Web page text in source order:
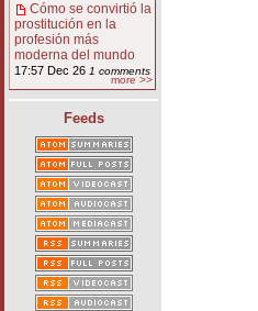
Cómo se convirtió la
prostitución en la
profesión más
moderna del mundo
17:57 Dec 26 1 comments
more >>
Feeds